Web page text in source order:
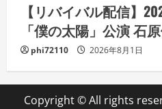
【リバイバル配信】
「僕の太陽」公演 石
phi72110 2026年8月1日
Copyright © All rights